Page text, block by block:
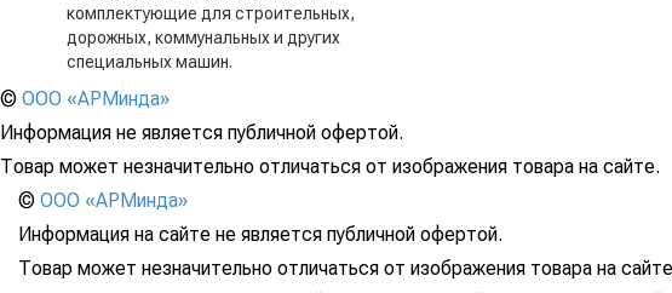
комплектующие для строительных,
дорожных, коммунальных и других
специальных машин.
© ООО «АРМинда»
Информация не является публичной офертой.
Товар может незначительно отличаться от изображения товара на сайте.
© ООО «АРМинда»
Информация на сайте не является публичной офертой.
Товар может незначительно отличаться от изображения товара на